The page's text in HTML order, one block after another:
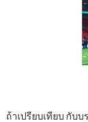
ถ้าเปรียบเทียบ กับ